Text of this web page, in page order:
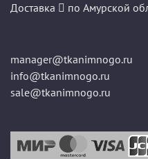
Доставка по Амурской
manager@tkanimnogo.ru
info@tkanimnogo.ru
sale@tkanimnogo.ru